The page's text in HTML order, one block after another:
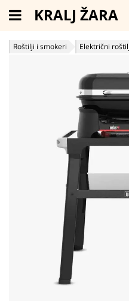
KRALJ ŽARA
Roštilji i smokeri Električni